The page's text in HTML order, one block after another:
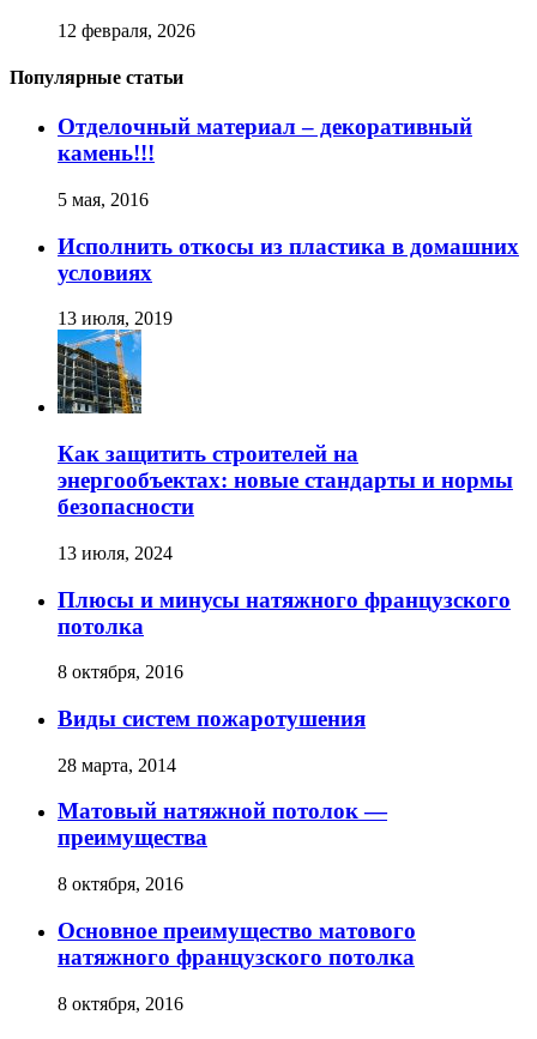
12 февраля, 2026
Популярные статьи
Отделочный материал – декоративный
камень!!!
5 мая, 2016
Исполнить откосы из пластика в домашних
условиях
13 июля, 2019
Как защитить строителей на
энергообъектах: новые стандарты и нормы
безопасности
13 июля, 2024
Плюсы и минусы натяжного французского
потолка
8 октября, 2016
Виды систем пожаротушения
28 марта, 2014
Матовый натяжной потолок —
преимущества
8 октября, 2016
Основное преимущество матового
натяжного французского потолка
8 октября, 2016